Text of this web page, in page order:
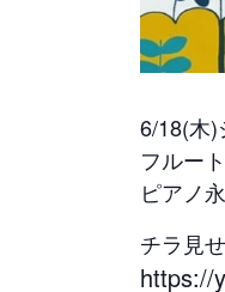
6/18(木)
フルー
ピアノ
チラ見
https://